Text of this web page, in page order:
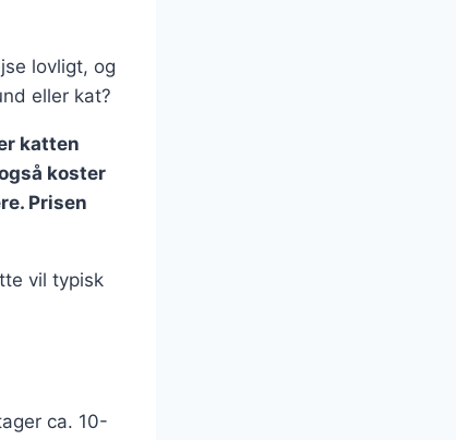
lovligt, og
eller kat?
katten
koster
Prisen
vil typisk
ca. 10-